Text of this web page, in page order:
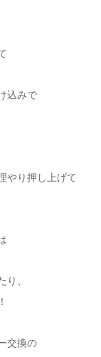
込みで
やり押し上げて
、
交換の